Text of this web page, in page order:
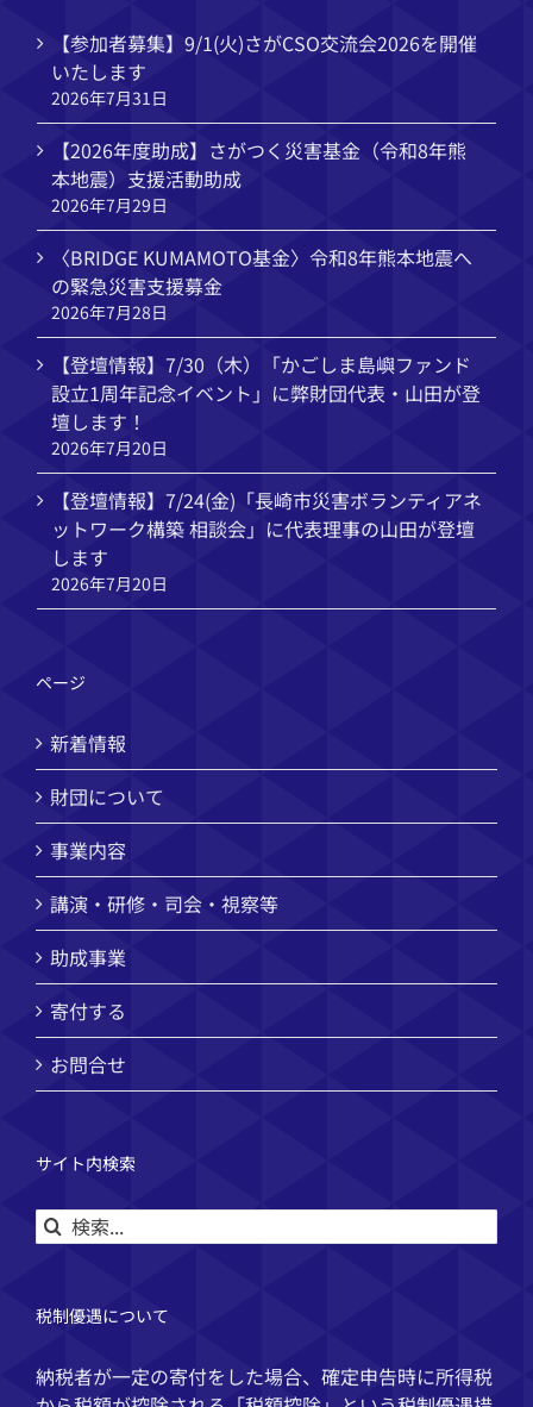
【参加者募集】9/1(火)さがCSO交流会2026を開催
いたします
2026年7月31日
【2026年度助成】さがつく災害基金（令和8年熊
本地震）支援活動助成
2026年7月29日
〈BRIDGE KUMAMOTO基金〉令和8年熊本地震へ
の緊急災害支援募金
2026年7月28日
【登壇情報】7/30（木）「かごしま島嶼ファンド
設立1周年記念イベント」に弊財団代表・山田が登
壇します！
2026年7月20日
【登壇情報】7/24(金)「長崎市災害ボランティアネ
ットワーク構築 相談会」に代表理事の山田が登壇
します
2026年7月20日
ページ
新着情報
財団について
事業内容
講演・研修・司会・視察等
助成事業
寄付する
お問合せ
サイト内検索
検
索
税制優遇について
納税者が一定の寄付をした場合、確定申告時に所得税